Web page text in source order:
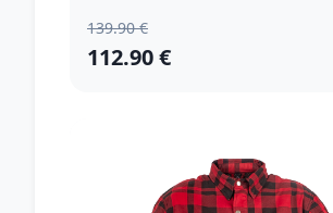
139.90 €
112.90 €